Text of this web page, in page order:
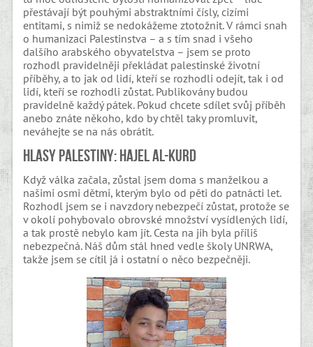
přestávají být pouhými abstraktními čísly, cizími
entitami, s nimiž se nedokážeme ztotožnit. V rámci snah
o humanizaci Palestinstva – a s tím snad i všeho
dalšího arabského obyvatelstva – jsem se proto
rozhodl pravidelněji překládat palestinské životní
příběhy, a to jak od lidí, kteří se rozhodli odejít, tak i od
lidí, kteří se rozhodli zůstat. Publikovány budou
pravidelně každý pátek. Pokud chcete sdílet svůj příběh
anebo znáte někoho, kdo by chtěl taky promluvit,
neváhejte se na nás obrátit.
Hlasy Palestiny: Hajel al-Kurd
Když válka začala, zůstal jsem doma s manželkou a
našimi osmi dětmi, kterým bylo od pěti do patnácti let.
Rozhodl jsem se i navzdory nebezpečí zůstat, protože se
v okolí pohybovalo obrovské množství vysídlených lidí,
a tak prostě nebylo kam jít. Cesta na jih byla příliš
nebezpečná. Náš dům stál hned vedle školy UNRWA,
takže jsem se cítil já i ostatní o něco bezpečněji.